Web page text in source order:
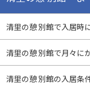
清里の憩 別館で入居時
清里の憩 別館で月々に
清里の憩 別館の入居条